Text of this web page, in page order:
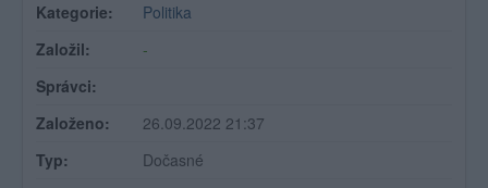
Kategorie:
Politika
Založil:
-
Správci:
Založeno:
26.09.2022 21:37
Typ:
Dočasné